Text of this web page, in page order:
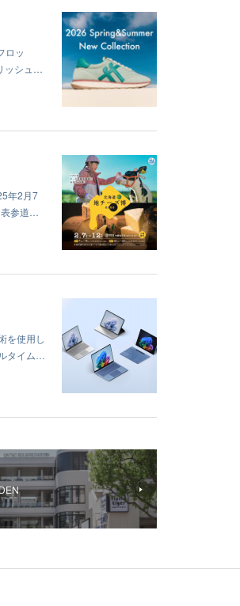
ロッ
ッシュ…
年2月7
表参道…
を使用し
タイム…